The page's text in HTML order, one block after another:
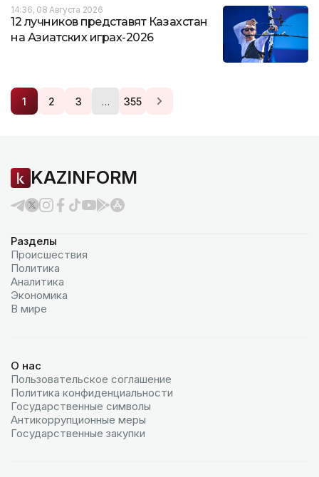
14:36, 08 Августа 2026
12 лучников представят Казахстан
на Азиатских играх-2026
1 2 3 … 355
KAZINFORM
Разделы
Происшествия
Политика
Аналитика
Экономика
В мире
О нас
Пользовательское соглашение
Политика конфиденциальности
Государственные символы
Антикоррупционные меры
Государственные закупки